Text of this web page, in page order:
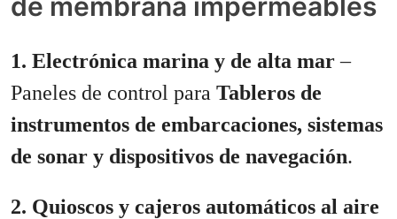
1. Electrónica marina y de alta mar–
Paneles de control para Tableros de
instrumentos de embarcaciones, sistemas
de sonar y dispositivos de navegación.
2. Quioscos y cajeros automáticos al aire